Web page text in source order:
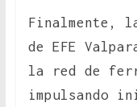
Finalmente,
de EFE
la red de
impulsando